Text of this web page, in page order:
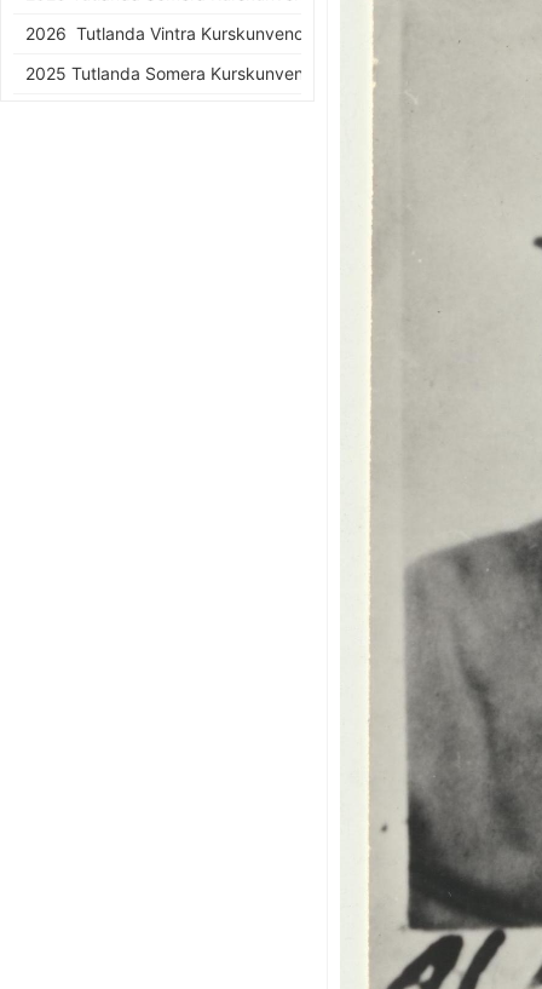
2026 Tutlanda Vintra Kurskunveno de KEA
2025 Tutlanda Somera Kurskunveno de KEA